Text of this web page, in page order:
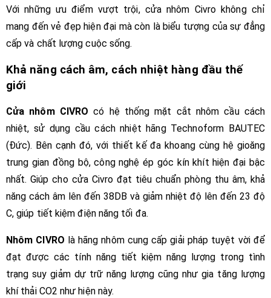
Với những ưu điểm vượt trội, cửa nhôm Civro không chỉ
mang đến vẻ đẹp hiện đại mà còn là biểu tượng của sự đẳng
cấp và chất lượng cuộc sống.
Khả năng cách âm, cách nhiệt hàng đầu thế
giới
Cửa nhôm CIVROcó hệ thống mặt cắt nhôm cầu cách
nhiệt, sử dụng cầu cách nhiệt hãng Technoform BAUTEC
(Đức). Bên cạnh đó, với thiết kế đa khoang cùng hệ gioăng
trung gian đồng bộ, công nghệ ép góc kín khít hiện đại bậc
nhất. Giúp cho cửa Civro đạt tiêu chuẩn phòng thu âm, khả
năng cách âm lên đến 38DB và giảm nhiệt độ lên đến 23 độ
C, giúp tiết kiệm điện năng tối đa.
Nhôm CIVRO là hãng nhômcung cấp giải pháp tuyệt vời để
đạt được các tính năng tiết kiệm năng lượng trong tình
trạng suy giảm dự trữ năng lượng cũng như gia tăng lượng
khí thải CO2 như hiện này.